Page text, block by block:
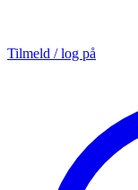
Tilmeld / log på